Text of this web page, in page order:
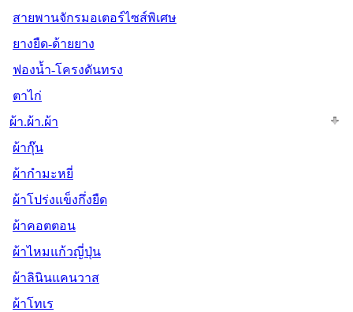
สายพานจักรมอเตอร์ไซส์พิเศษ
ยางยืด-ด้ายยาง
ฟองน้ำ-โครงดันทรง
ตาไก่
ผ้า.ผ้า.ผ้า
ผ้ากุ๊น
ผ้ากำมะหยี่
ผ้าโปร่งแข็งกึ่งยืด
ผ้าคอตตอน
ผ้าไหมแก้วญี่ปุ่น
ผ้าลินินแคนวาส
ผ้าโทเร